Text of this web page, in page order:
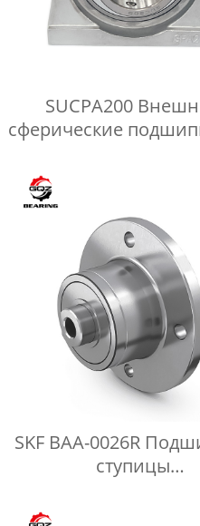
SUCPA200
сферические
SKF BAA-0026R
ступицы
колеса для диска